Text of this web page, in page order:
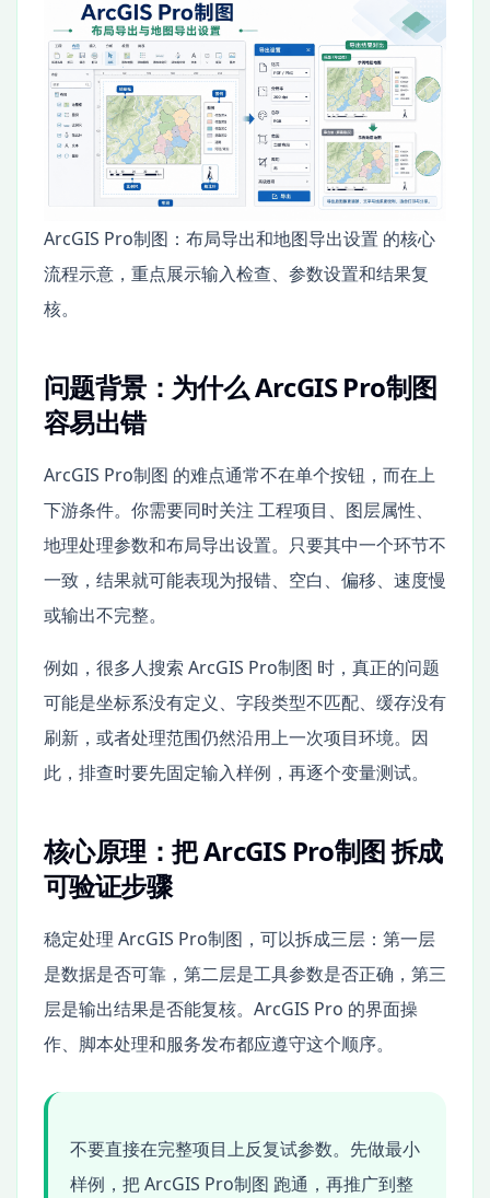
ArcGIS Pro制图：布局导出和地图导出设置 的核心
流程示意，重点展示输入检查、参数设置和结果复
核。
问题背景：为什么 ArcGIS Pro制图
容易出错
ArcGIS Pro制图 的难点通常不在单个按钮，而在上
下游条件。你需要同时关注 工程项目、图层属性、
地理处理参数和布局导出设置。只要其中一个环节不
一致，结果就可能表现为报错、空白、偏移、速度慢
或输出不完整。
例如，很多人搜索 ArcGIS Pro制图 时，真正的问题
可能是坐标系没有定义、字段类型不匹配、缓存没有
刷新，或者处理范围仍然沿用上一次项目环境。因
此，排查时要先固定输入样例，再逐个变量测试。
核心原理：把 ArcGIS Pro制图 拆成
可验证步骤
稳定处理 ArcGIS Pro制图，可以拆成三层：第一层
是数据是否可靠，第二层是工具参数是否正确，第三
层是输出结果是否能复核。ArcGIS Pro 的界面操
作、脚本处理和服务发布都应遵守这个顺序。
不要直接在完整项目上反复试参数。先做最小
样例，把 ArcGIS Pro制图 跑通，再推广到整